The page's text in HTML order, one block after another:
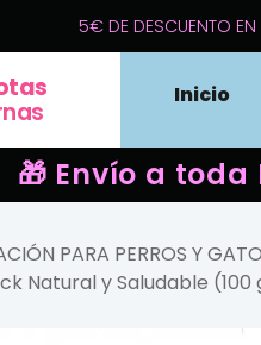
5€ DE DESCUENTO EN
Inicio
🎁 Envío a
PARA PERROS Y
Natural y Saludable (100